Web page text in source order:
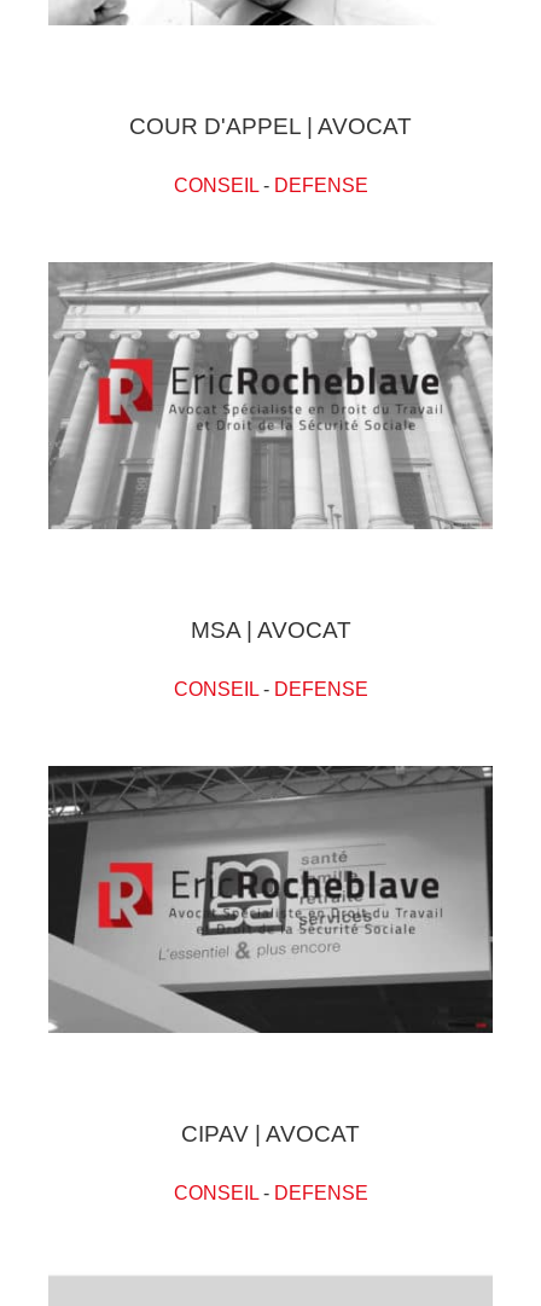
COUR D'APPEL | AVOCAT
CONSEIL- DEFENSE
MSA | AVOCAT
CONSEIL- DEFENSE
CIPAV | AVOCAT
CONSEIL- DEFENSE